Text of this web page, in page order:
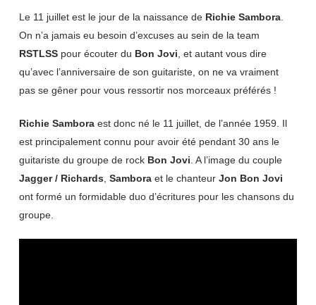
Le 11 juillet est le jour de la naissance de Richie Sambora.
On n’a jamais eu besoin d’excuses au sein de la team
RSTLSSpour écouter du Bon Jovi , et autant vous dire
qu’avec l’anniversaire de son guitariste, on ne va vraiment
pas se gêner pour vous ressortir nos morceaux préférés !
Richie Samboraest donc né le 11 juillet, de l’année 1959. Il
est principalement connu pour avoir été pendant 30 ans le
guitariste du groupe de rock Bon Jovi . A l’image du couple
Jagger / Richards Samboraet le chanteurJon Bon Jovi
ont formé un formidable duo d’écritures pour les chansons du
groupe.